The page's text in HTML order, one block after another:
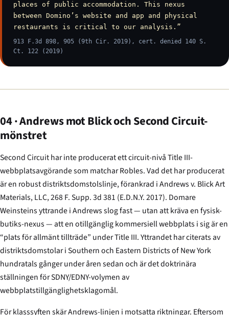
places of public accommodation. This nexus
between Domino’s website and app and physical
restaurants is critical to our analysis.”
913 F.3d 898, 905 (9th Cir. 2019), cert. denied 140 S.
Ct. 122 (2019)
04 · Andrews mot Blick och Second Circuit-
mönstret
Second Circuit har inte producerat ett circuit-nivå Title III-
webbplatsavgörande som matcharRobles. Vad det har producerat
är en robust distriktsdomstolslinje, förankrad iAndrews v. Blick Art
Materials, LLC, 268 F. Supp. 3d 381 (E.D.N.Y. 2017). Domare
Weinsteins yttrande iAndrewsslog fast — utan att kräva en fysisk-
butiks-nexus — att en otillgänglig kommersiell webbplats i sig är en
“plats för allmänt tillträde” under Title III. Yttrandet har citerats av
distriktsdomstolar i Southern och Eastern Districts of New York
hundratals gånger under åren sedan och är det doktrinära
ställningen för SDNY/EDNY-volymen av
webbplats­tillgänglighets­klagomål.
För klasssyften skärAndrews-linjen i motsatta riktningar. Eftersom